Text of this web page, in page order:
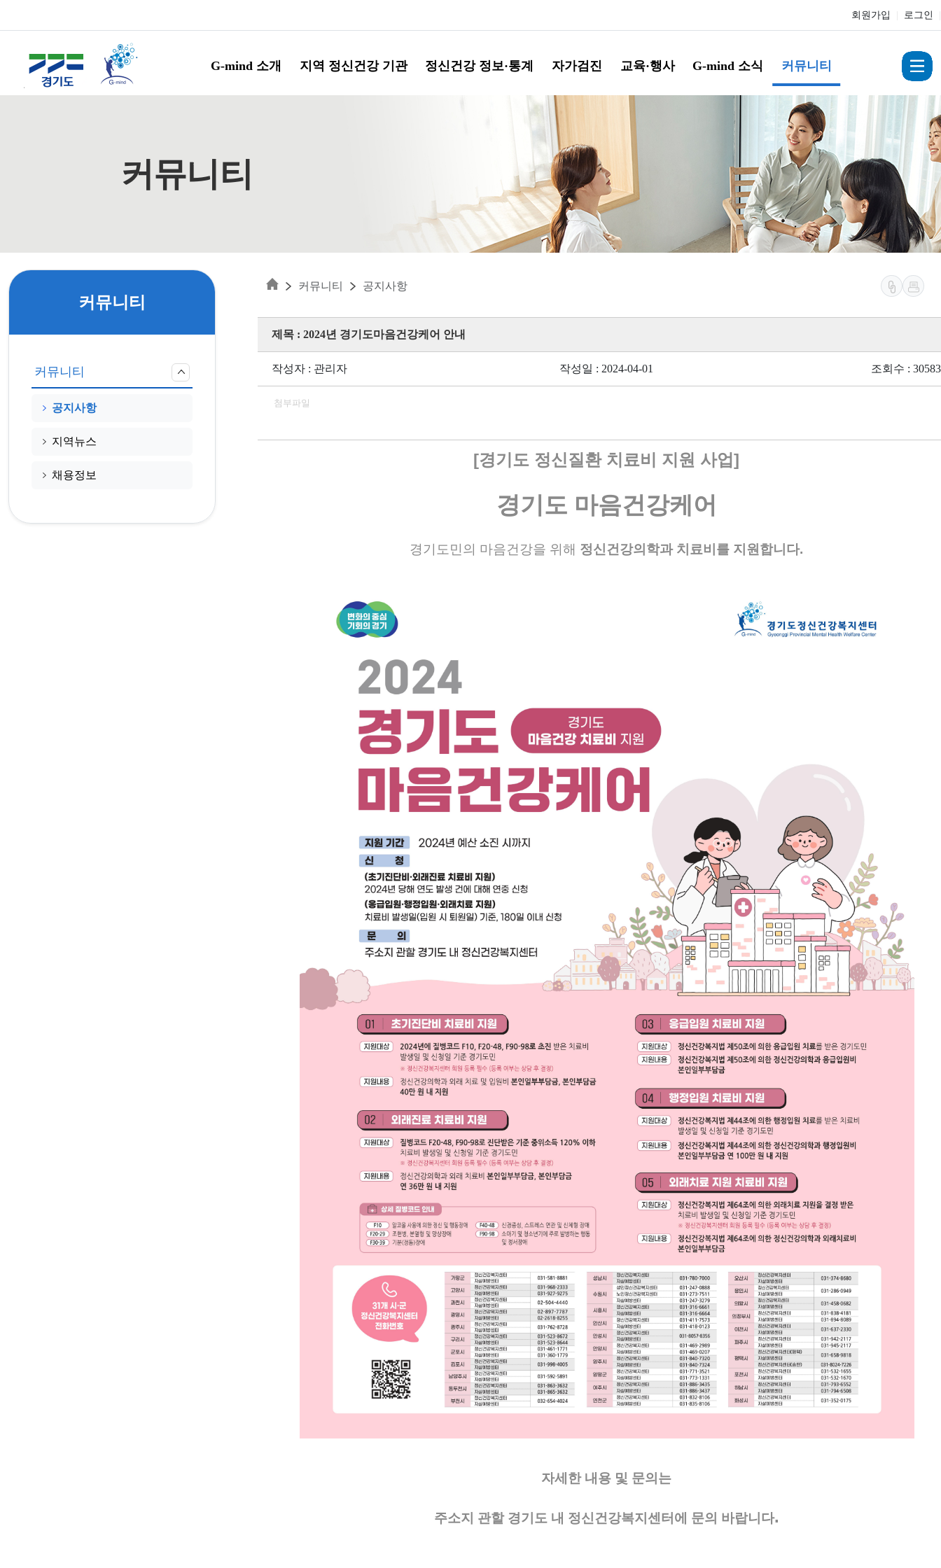
회원가입 로그인
G-mind 소개 지역 정신건강 기관 정신건강 정보·통계 자가검진 교육·행사 G-mind 소식 커뮤니티
커뮤니티
커뮤니티
커뮤니티
공지사항
지역뉴스
채용정보
커뮤니티 공지사항
제목 : 2024년 경기도마음건강케어 안내
작성자 : 관리자 작성일 : 2024-04-01 조회수 : 30583
첨부파일
[경기도 정신질환 치료비 지원 사업]
경기도 마음건강케어
경기도민의 마음건강을 위해 정신건강의학과 치료비를 지원합니다.
자세한 내용 및 문의는
주소지 관할 경기도 내 정신건강복지센터에 문의 바랍니다.